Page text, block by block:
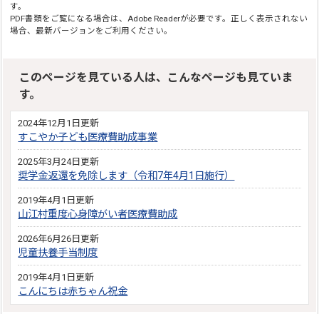
す。
PDF書類をご覧になる場合は、 Adobe Readerが必要です。正しく表示されない
場合、最新バージョンをご利用ください。
このページを見ている人は、こんなページも見ていま
す。
2024年12月1日更新
すこやか子ども医療費助成事業
2025年3月24日更新
奨学金返還を免除します（令和7年4月1日施行）
2019年4月1日更新
山江村重度心身障がい者医療費助成
2026年6月26日更新
児童扶養手当制度
2019年4月1日更新
こんにちは赤ちゃん祝金